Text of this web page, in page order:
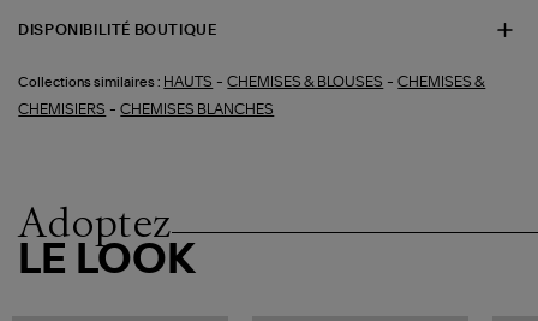
DISPONIBILITÉ BOUTIQUE
Collections similaires : HAUTS -CHEMISES & BLOUSES -CHEMISES &
CHEMISIERS -CHEMISES BLANCHES
Adoptez
LE LOOK